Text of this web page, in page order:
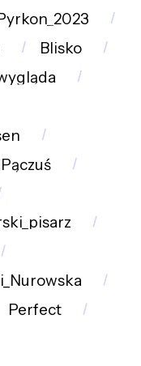
Blisko
Pączuś
Perfect